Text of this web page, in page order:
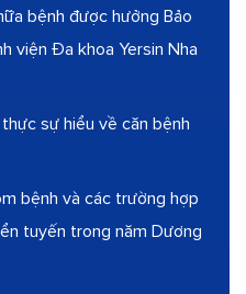
bệnh được hưởng Bảo
viện Đa khoa Yersin Nha
sự hiểu về căn bệnh
bệnh và các trường hợp
tuyến trong năm Dương